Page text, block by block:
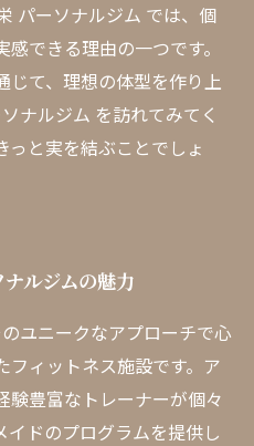
パーソナルジム では、個
できる理由の一つです。
じて、理想の体型を作り上
ナルジム を訪れてみてく
っと実を結ぶことでしょ
ルジムの魅力
ユニークなアプローチで心
フィットネス施設です。ア
験豊富なトレーナーが個々
イドのプログラムを提供し